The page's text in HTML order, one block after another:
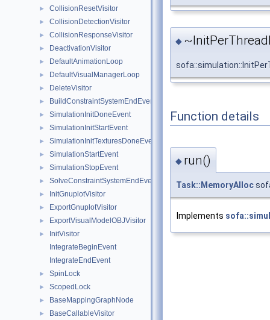
► CollisionResetVisitor
► CollisionDetectionVisitor
► CollisionResponseVisitor
► DeactivationVisitor
► DefaultAnimationLoop
► DefaultVisualManagerLoop
► DeleteVisitor
► BuildConstraintSystemEndEvent
► SimulationInitDoneEvent
► SimulationInitStartEvent
► SimulationInitTexturesDoneEvent
► SimulationStartEvent
► SimulationStopEvent
► SolveConstraintSystemEndEvent
► InitGnuplotVisitor
► ExportGnuplotVisitor
► ExportVisualModelOBJVisitor
►
InitVisitor
IntegrateBeginEvent
IntegrateEndEvent
► SpinLock
► ScopedLock
► BaseMappingGraphNode
►
BaseCallableVisitor
◆
Function details
◆ run()
Task::MemoryAlloc
Implements